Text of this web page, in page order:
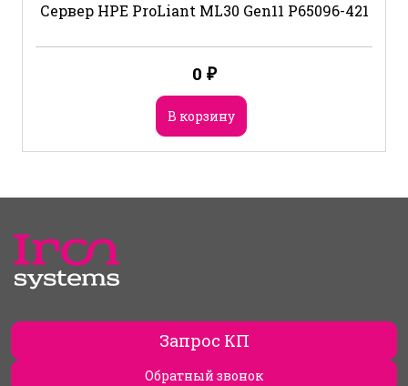
Сервер HPE ProLiant ML30 Gen11 P65096-421
0 ₽
В корзину
Запрос КП
Обратный звонок